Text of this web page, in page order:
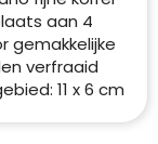
aan 4
gemakkelijke
verfraaid
11 x 6 cm